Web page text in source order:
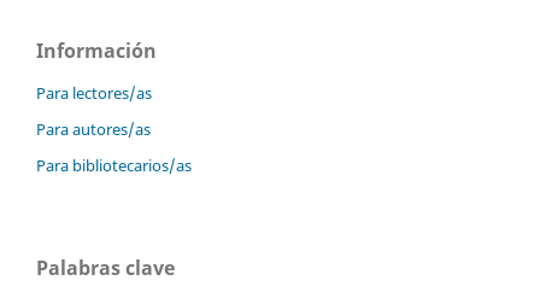
Información
Para lectores/as
Para autores/as
Para bibliotecarios/as
Palabras clave